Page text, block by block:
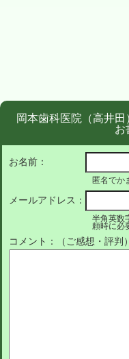
岡本歯科医院（高井
お
お名前：
匿名でか
メールアドレス：
半角英数
頼時に必
コメント：（ご感想・評判）